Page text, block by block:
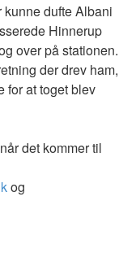
kunne dufte Albani
Hinnerup
over på stationen.
der drev ham,
for at toget blev
det kommer til
og